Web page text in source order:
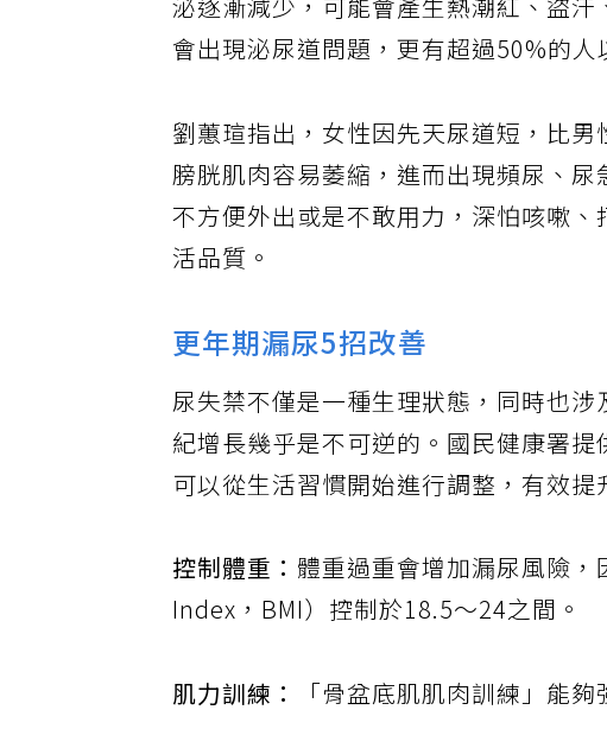
泌逐漸減少，可能會產生熱潮紅、盜
會出現泌尿道問題，更有超過50%的
劉蕙瑄指出，女性因先天尿道短，比
膀胱肌肉容易萎縮，進而出現頻尿、
不方便外出或是不敢用力，深怕咳嗽
活品質。
更年期漏尿5招改善
尿失禁不僅是一種生理狀態，同時也
紀增長幾乎是不可逆的。國民健康署
可以從生活習慣開始進行調整，有效提
控制體重： 體重過重會增加漏尿風險
Index，BMI）控制於18.5～24之間。
肌力訓練： 「骨盆底肌肌肉訓練」能